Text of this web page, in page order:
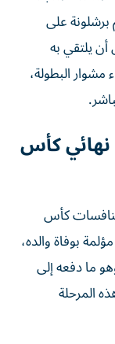
برشلونة على
أن يلتقي به
البطولة،
كأس
منافسات كأس
مؤلمة بوفاة والده،
ما دفعه إلى
المرحلة